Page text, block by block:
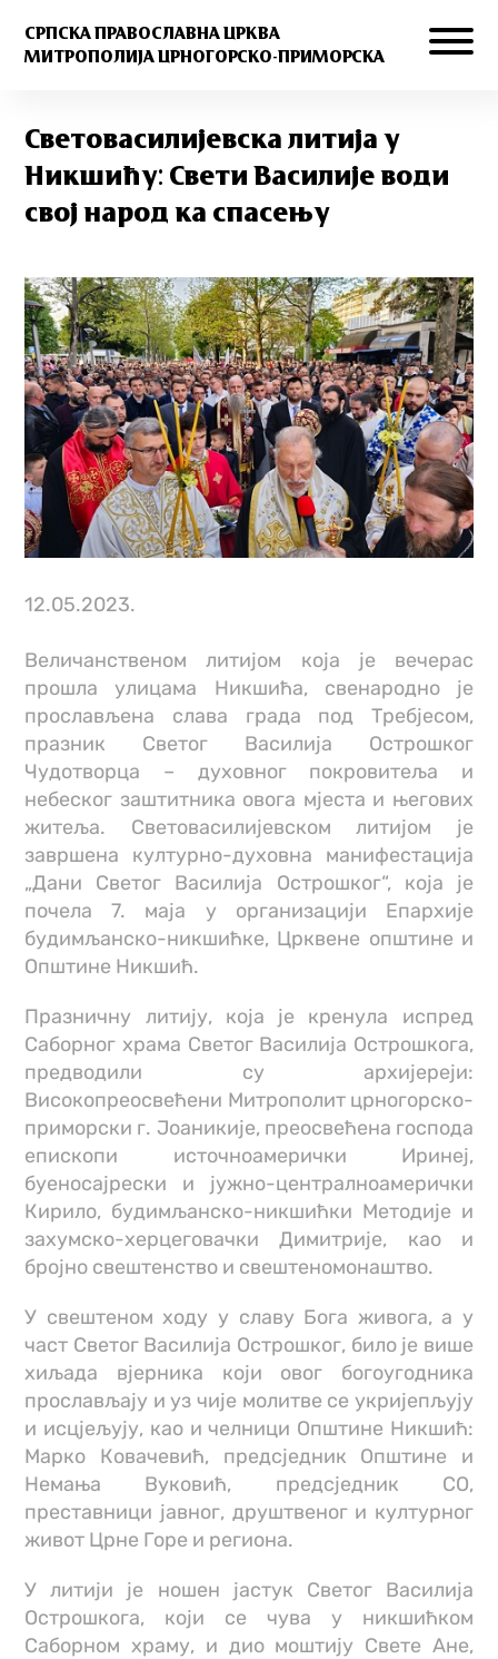
СРПСКА ПРАВОСЛАВНА ЦРКВА
МИТРОПОЛИЈА ЦРНОГОРСКО-ПРИМОРСКА
Световасилијевска литија у
Никшићу: Свети Василије води
свој народ ка спасењу
12.05.2023.
Величанственом литијом која је вечерас
прошла улицама Никшића, свенародно је
прослављена слава града под Требјесом,
празник Светог Василија Острошког
Чудотворца – духовног покровитеља и
небеског заштитника овога мјеста и његових
житеља. Световасилијевском литијом је
завршена културно-духовна манифестација
„Дани Светог Василија Острошког“, која је
почела 7. маја у организацији Епархије
будимљанско-никшићке, Црквене општине и
Општине Никшић.
Празничну литију, која је кренула испред
Саборног храма Светог Василија Острошкога,
предводили су архијереји:
Високопреосвећени Митрополит црногорско-
приморски г. Јоаникије, преосвећена господа
епископи источноамерички Иринеј,
буеносајрески и јужно-централноамерички
Кирило, будимљанско-никшићки Методије и
захумско-херцеговачки Димитрије, као и
бројно свештенство и свештеномонаштво.
У свештеном ходу у славу Бога живога, а у
част Светог Василија Острошког, било је више
хиљада вјерника који овог богоугодника
прослављају и уз чије молитве се укријепљују
и исцјељују, као и челници Општине Никшић:
Марко Ковачевић, предсједник Општине и
Немања Вуковић, предсједник СО,
преставници јавног, друштвеног и културног
живот Црне Горе и региона.
У литији је ношен јастук Светог Василија
Острошкога, који се чува у никшићком
Саборном храму, и дио моштију Свете Ане,